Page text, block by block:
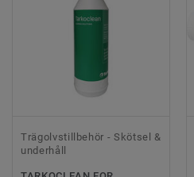
Trägolvstillbehör - Skötsel &
underhåll